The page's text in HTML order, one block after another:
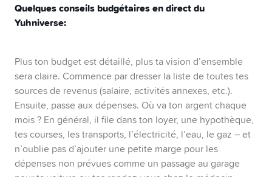
Quelques conseils budgétaires en direct du
Yuhniverse:
Plus ton budget est détaillé, plus ta vision d’ensemble
sera claire. Commence par dresser la liste de toutes tes
sources de revenus (salaire, activités annexes, etc.).
Ensuite, passe aux dépenses. Où va ton argent chaque
mois ? En général, il file dans ton loyer, une hypothèque,
tes courses, les transports, l’électricité, l’eau, le gaz – et
n’oublie pas d’ajouter une petite marge pour les
dépenses non prévues comme un passage au garage